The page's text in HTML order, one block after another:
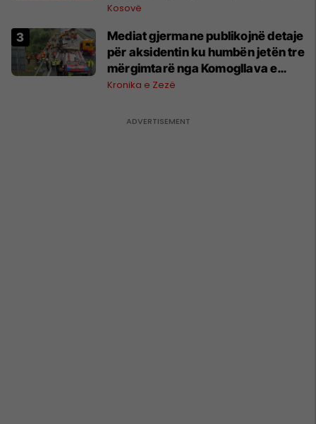
ja
Kosovë
Mediat gjermane publikojnë detaje
për aksidentin ku humbën jetën tre
mërgimtarë nga Komogllava e
Ferizajt
Kronika e Zezë